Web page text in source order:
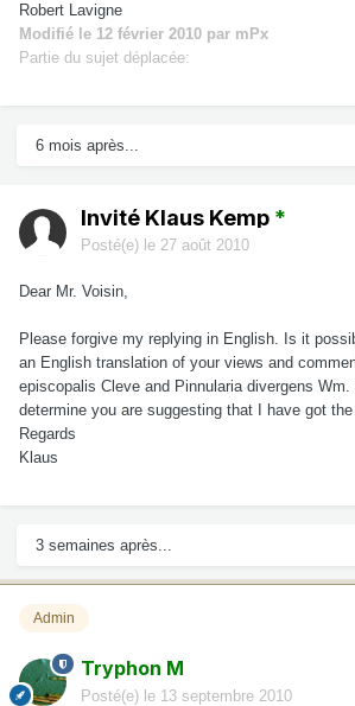
Robert Lavigne
Modifié le 12 février 2010 par mPx
Partie du sujet déplacée:
6 mois après...
Invité Klaus Kemp *
Posté(e) le 27 août 2010
Dear Mr. Voisin,
Please forgive my replying in English. Is it
an English translation of your views and
episcopalis Cleve and Pinnularia divergens
determine you are suggesting that I have got
Regards
Klaus
3 semaines après...
Admin
Tryphon M
Posté(e) le 13 septembre 2010